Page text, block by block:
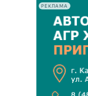
РЕКЛАМА